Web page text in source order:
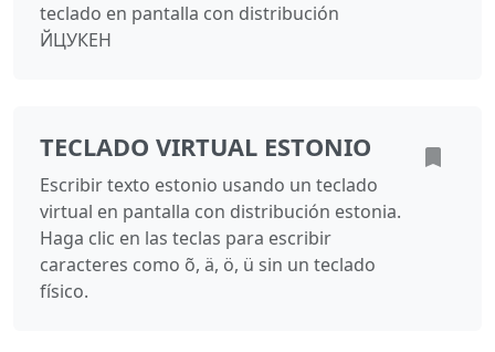
teclado en pantalla con distribución
ЙЦУКЕН
TECLADO VIRTUAL ESTONIO
Escribir texto estonio usando un teclado
virtual en pantalla con distribución estonia.
Haga clic en las teclas para escribir
caracteres como õ, ä, ö, ü sin un teclado
físico.